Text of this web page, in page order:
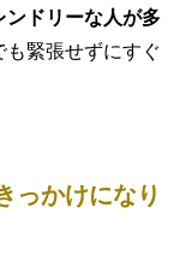
ンドリーな人が多
緊張せずにすぐ
っかけになり